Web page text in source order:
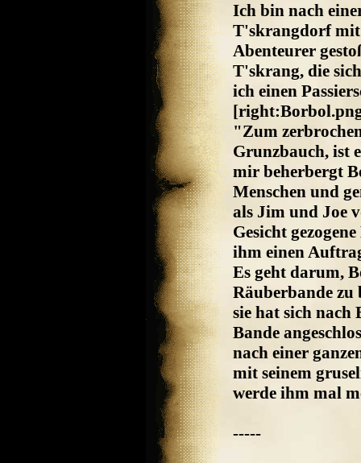
Ich bin nach
T'skrangdorf mit
Abenteurer
T'skrang, die
ich einen
"Zum
Grunzbauch, ist
mir beherbergt
Menschen und
als Jim und Joe
Gesicht
ihm einen
Es geht darum,
Räuberbande zu
sie hat sich nach
Bande
nach einer
mit seinem
werde ihm mal
-----